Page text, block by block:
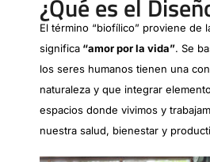
¿Qué es el
El término “biofílico” proviene de
significa “amor por la vida”. Se
los seres humanos tienen una
naturaleza y que integrar
espacios donde vivimos y
nuestra salud, bienestar y